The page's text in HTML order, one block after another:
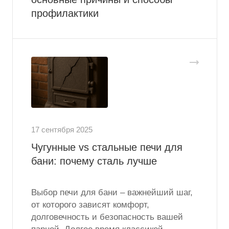
профилактики
17 сентября 2025
Чугунные vs стальные печи для
бани: почему сталь лучше
Выбор печи для бани – важнейший шаг,
от которого зависят комфорт,
долговечность и безопасность вашей